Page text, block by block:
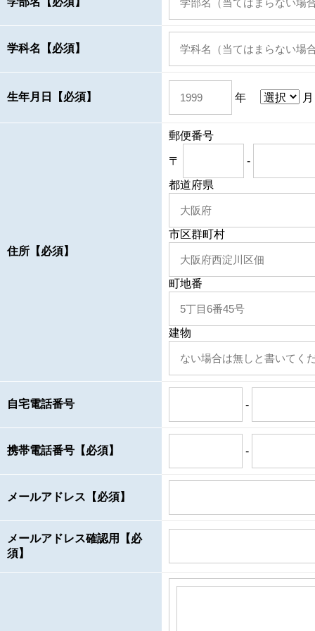
学科名【必須】
生年月日【必須】 年
住所【必須】
郵便番号
〒
-
都道府県
市区群町村
町地番
建物
自宅電話番号 -
携帯電話番号【必須】 -
メールアドレス【必須】
メールアドレス確認用【必
須】